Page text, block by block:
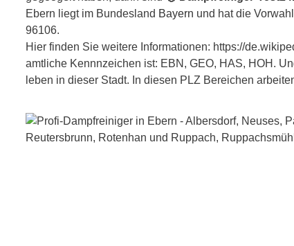
Ebern liegt im Bundesland Bayern und hat die
96106.
Hier finden Sie weitere Informationen: https://
amtliche Kennnzeichen ist: EBN, GEO, HAS, HOH.
leben in dieser Stadt. In diesen PLZ Bereichen